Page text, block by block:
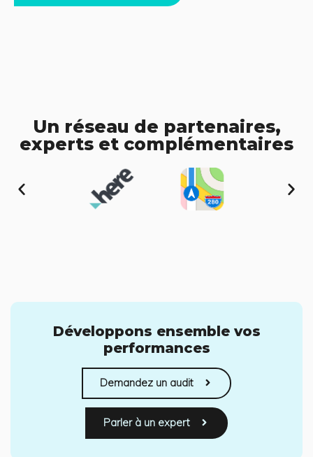
Un réseau de partenaires,
experts et complémentaires
P
t
S
Développons ensemble vos
performances
Demandez un audit
Parler à un expert